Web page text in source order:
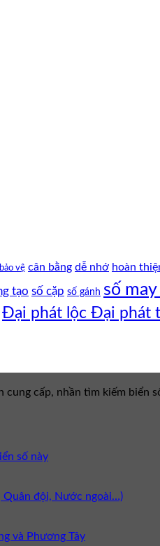
bảo vệ cân bằng dễ nhớ hoàn
tạo số cặp số gánh số
Đại phát lộc Đại phát
cấp, nhần tìm kiếm
số này
Quân đội, Nước ngoài…)
và Phương Tây